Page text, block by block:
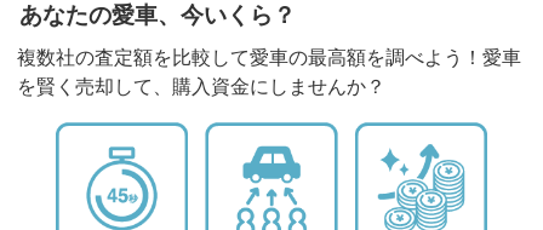
あなたの愛車、今いくら？
複数社の査定額を比較して愛車の最高額を調べよう！愛車
を賢く売却して、購入資金にしませんか？